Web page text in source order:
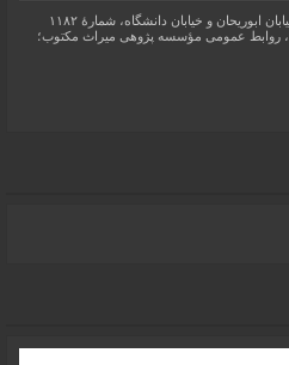
تهران، خیابان انقلاب اسلامی، بین خیابان ابوریحان و خیابان دانشگاه، شمارۀ ۱۱۸۲
(ساختمان فروردین)، طبقۀ دوم، واحد ۸ ، روابط عمومی مؤسسه پژوهی میراث مکتوب؛